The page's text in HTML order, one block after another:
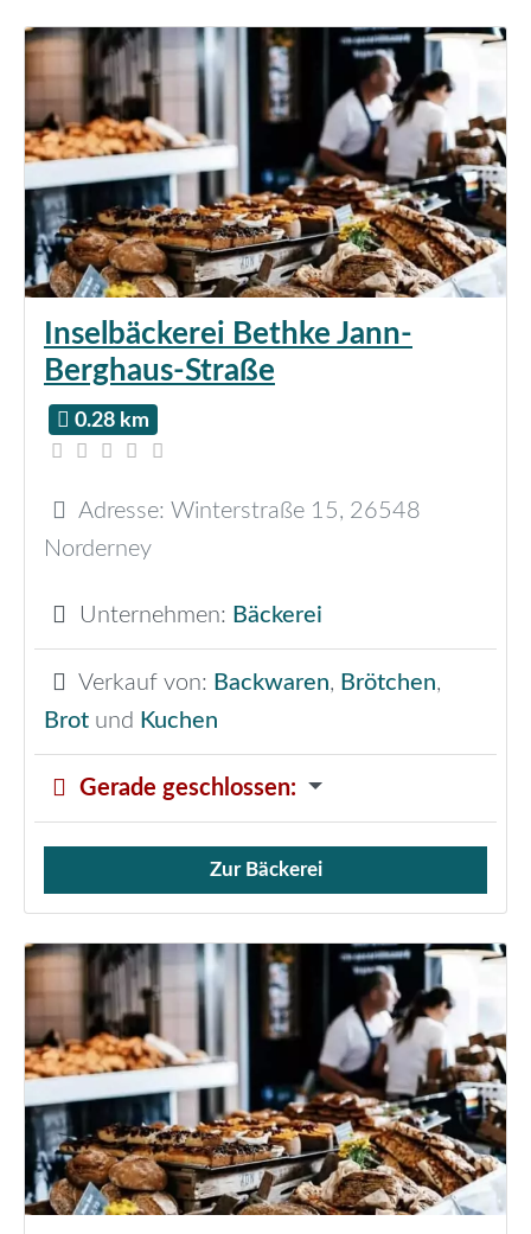
Inselbäckerei Bethke Jann-
Berghaus-Straße
0.28 km
Adresse: Winterstraße 15, 26548
Norderney
Unternehmen: Bäckerei
Verkauf von: Backwaren, Brötchen,
Brot und Kuchen
Gerade geschlossen:
Verkauf von Brötchen,
Zur Bäckerei